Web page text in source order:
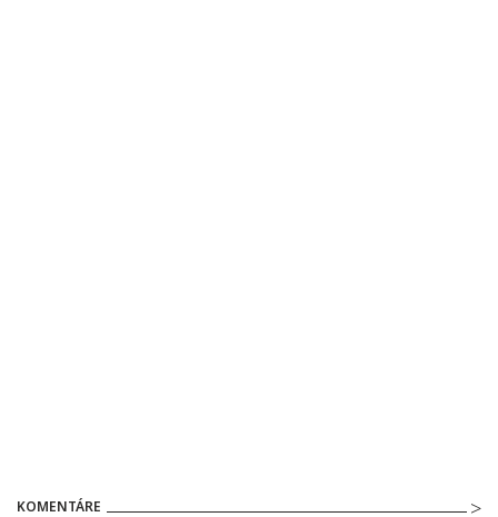
KOMENTÁRE